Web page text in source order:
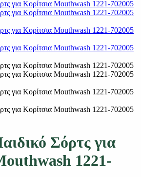
Σόρτς για
1221-